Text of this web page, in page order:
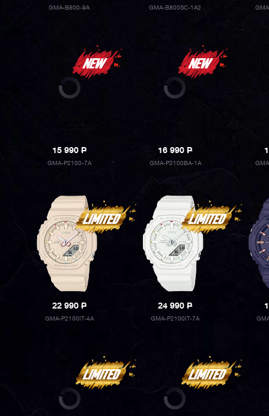
GMA-B800-9A GMA-B800SC-1A2
15 990P
GMA-P2100-7A
16 990P
GMA-P2100BA-1A
22 990P
GMA-P2100IT-4A
24 990P
GMA-P2100IT-7A